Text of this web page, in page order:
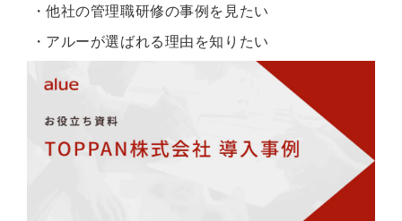
・他社の管理職研修の事例を見たい
・ アルーが選ばれる理由を知りたい